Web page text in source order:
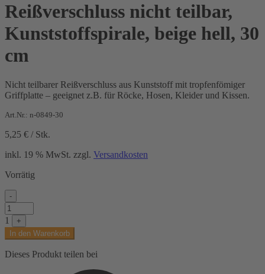
Reißverschluss nicht teilbar,
Kunststoffspirale, beige hell, 30
cm
Nicht teilbarer Reißverschluss aus Kunststoff mit tropfenfömiger
Griffplatte – geeignet z.B. für Röcke, Hosen, Kleider und Kissen.
Art.Nr.: n-0849-30
5,25 € / Stk.
inkl. 19 % MwSt. zzgl. Versandkosten
Vorrätig
-
Reißverschluss
nicht
teilbar,
Kunststoffspirale,
beige
hell,
1
+
In den Warenkorb
Dieses Produkt teilen bei